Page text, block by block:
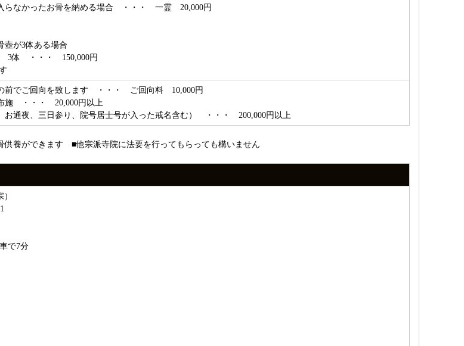
らなかったお骨を納める場合 ・・・ 一霊 20,000円
壺が3体ある場合
× 3体 ・・・ 150,000円
前でご回向を致します ・・・ ご回向料 10,000円
施 ・・・ 20,000円以上
お通夜、三日参り、院号居士号が入った戒名含む） ・・・ 200,000円以上
養ができます ■他宗派寺院に法要を行ってもらっても構いません
で7分